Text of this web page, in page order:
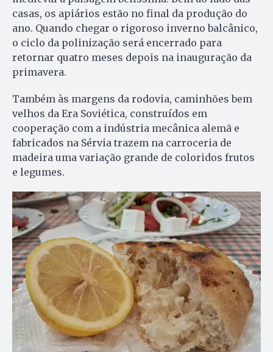
casas, os apiários estão no final da produção do
ano. Quando chegar o rigoroso inverno balcânico,
o ciclo da polinização será encerrado para
retornar quatro meses depois na inauguração da
primavera.
Também às margens da rodovia, caminhões bem
velhos da Era Soviética, construídos em
cooperação com a indústria mecânica alemã e
fabricados na Sérvia trazem na carroceria de
madeira uma variação grande de coloridos frutos
e legumes.